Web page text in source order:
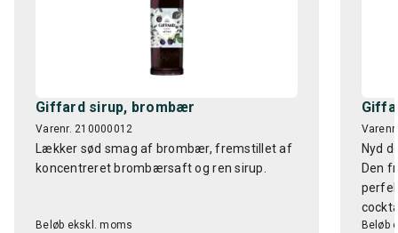
Giffard sirup, brombær
Varenr. 210000012
Lækker sød smag af brombær, fremstillet af
koncentreret brombærsaft og ren sirup.
Beløb ekskl. moms
Nyd
Den
Beløb